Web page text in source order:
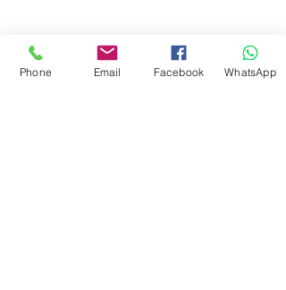
Phone Email Facebook WhatsApp